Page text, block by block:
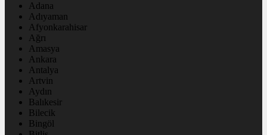
Adana
Adıyaman
Afyonkarahisar
Ağrı
Amasya
Ankara
Antalya
Artvin
Aydın
Balıkesir
Bilecik
Bingöl